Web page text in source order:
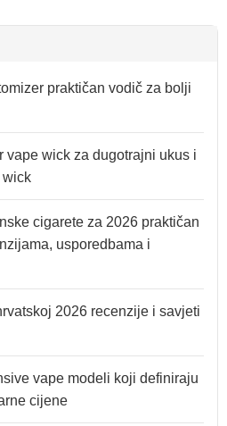
praktičan vodič za bolji
vape wick za dugotrajni ukus i
wick
cigarete za 2026 praktičan
usporedbama i
2026 recenzije i savjeti
vape modeli koji definiraju
cijene